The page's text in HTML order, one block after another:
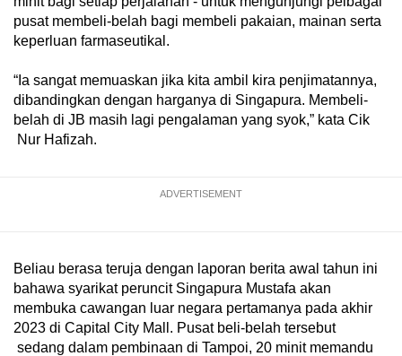
pusat membeli-belah bagi membeli pakaian, mainan serta
keperluan farmaseutikal.
“Ia sangat memuaskan jika kita ambil kira penjimatannya,
dibandingkan dengan harganya di Singapura. Membeli-
belah di JB masih lagi pengalaman yang syok,” kata Cik
Nur Hafizah.
ADVERTISEMENT
Beliau berasa teruja dengan laporan berita awal tahun ini
bahawa syarikat peruncit Singapura Mustafa akan
membuka cawangan luar negara pertamanya pada akhir
2023 di Capital City Mall. Pusat beli-belah tersebut
sedang dalam pembinaan di Tampoi, 20 minit memandu
the
finest
download
the
mobile
app.
having
issues?
Contact
us